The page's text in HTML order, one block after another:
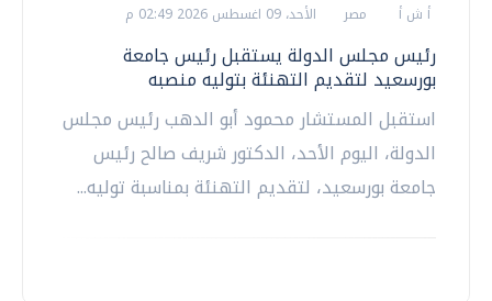
أ ش أ مصر الأحد، 09 اغسطس 2026 02:49 م
رئيس مجلس الدولة يستقبل رئيس جامعة
بورسعيد لتقديم التهنئة بتوليه منصبه
استقبل المستشار محمود أبو الدهب رئيس مجلس
الدولة، اليوم الأحد، الدكتور شريف صالح رئيس
جامعة بورسعيد، لتقديم التهنئة بمناسبة توليه...